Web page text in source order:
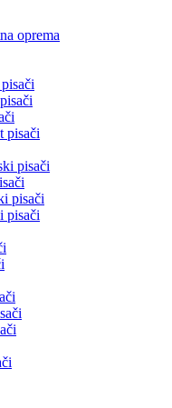
oprema
pisači
pisači
pisači
pisači